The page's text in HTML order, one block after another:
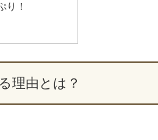
り！
理由とは？